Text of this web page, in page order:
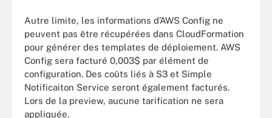
Autre limite, les informations d’AWS Config ne
peuvent pas être récupérées dans CloudFormation
pour générer des templates de déploiement. AWS
Config sera facturé 0,003$ par élément de
configuration. Des coûts liés à S3 et Simple
Notificaiton Service seront également facturés.
Lors de la preview, aucune tarification ne sera
appliquée.